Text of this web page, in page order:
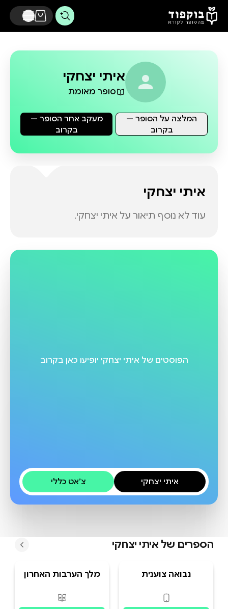
דלג לתוכן הראשי
איתי יצחקי
סופר מאומת
מעקב אחר הסופר —
בקרוב
המלצה על הסופר —
בקרוב
איתי יצחקי
עוד לא נוסף תיאור על איתי יצחקי.
הפוסטים של איתי יצחקי יופיעו כאן בקרוב
איתי יצחקי צ׳אט כללי
הספרים של איתי יצחקי
נבואה צוענית
פורמטים זמינים
מלך הערבות האחרון
פורמטים זמינים